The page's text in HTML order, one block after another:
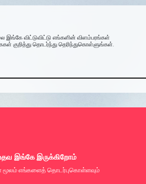
விட்டுவிட்டு எங்களின் விளம்பரங்கள்
குறித்து தொடர்ந்து தெரிந்துகொள்ளுங்கள்.
இங்கே இருக்கிறோம்
எங்களைத் தொடர்புகொள்ளவும்